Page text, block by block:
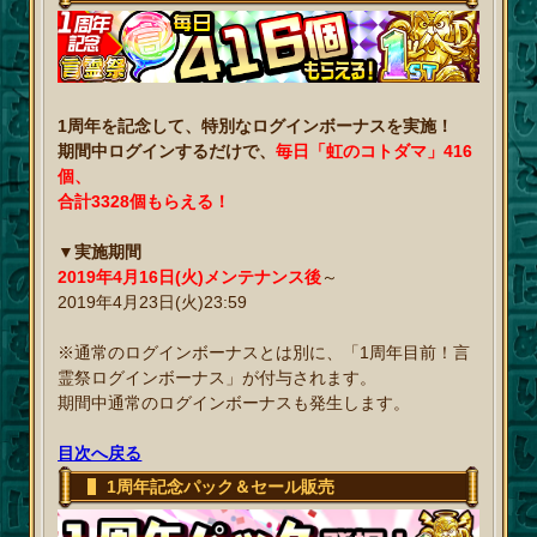
1周年を記念して、特別なログインボーナスを実施！
期間中ログインするだけで、毎日「虹のコトダマ」416
個、
合計3328個もらえる！
▼実施期間
2019年4月16日(火)メンテナンス後～
2019年4月23日(火)23:59
※通常のログインボーナスとは別に、「1周年目前！言
霊祭ログインボーナス」が付与されます。
期間中通常のログインボーナスも発生します。
目次へ戻る
1周年記念パック＆セール販売